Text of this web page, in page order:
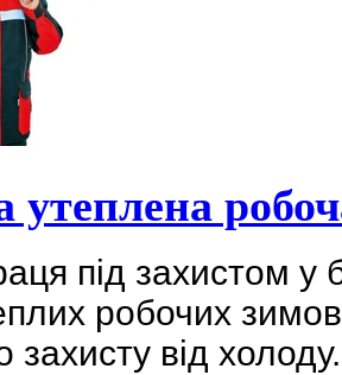
утеплена
під захистом у
робочих
захисту від холоду.